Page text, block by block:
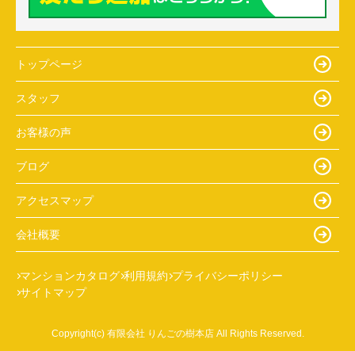
トップページ
スタッフ
お客様の声
ブログ
アクセスマップ
会社概要
マンションカタログ 利用規約 プライバシーポリシー
サイトマップ
Copyright(c) 有限会社 りんごの樹本店 All Rights Reserved.